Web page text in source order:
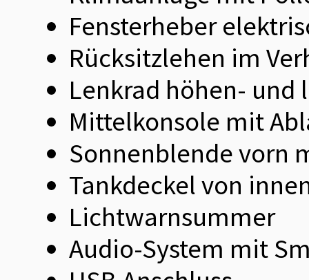
Fensterheber
Rücksitzlehen im
Lenkrad höhen- und
Mittelkonsole mit
Sonnenblende vorn
Tankdeckel von
Lichtwarnsummer
Audio-System mit